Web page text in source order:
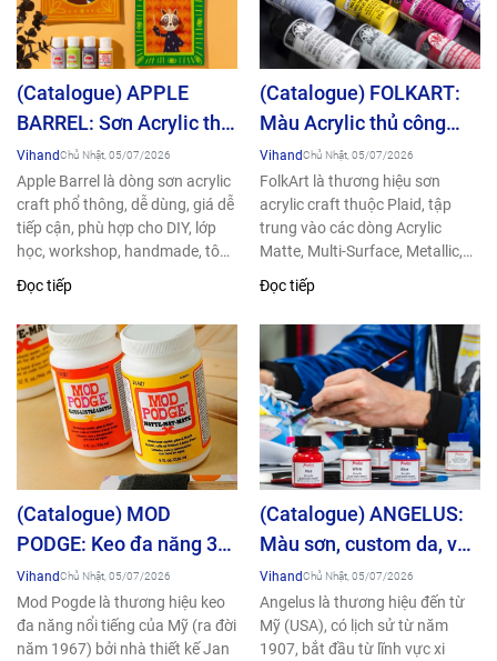
(Catalogue) APPLE
BARREL: Sơn Acrylic thủ
công phổ đến từ Mỹ
(USA)
VihandChủ Nhật, 05/07/2026
Apple Barrel là dòng sơn acrylic
craft phổ thông, dễ dùng, giá dễ
tiếp cận, phù hợp cho DIY, lớp
học, workshop, handmade, tô
tượng, vẽ...
Đọc tiếp
(Catalogue) FOLKART:
Màu Acrylic thủ công
cao cấp đến từ Mỹ (USA)
VihandChủ Nhật, 05/07/2026
FolkArt là thương hiệu sơn
acrylic craft thuộc Plaid, tập
trung vào các dòng Acrylic
Matte, Multi-Surface, Metallic,
Glitter, Specialty, Glass, Neon &
Glow, Home Decor...
Đọc tiếp
(Catalogue) MOD
PODGE: Keo đa năng 3
trong 1 hàng đầu Thế
giới
VihandChủ Nhật, 05/07/2026
Mod Pogde là thương hiệu keo
đa năng nổi tiếng của Mỹ (ra đời
năm 1967) bởi nhà thiết kế Jan
(Catalogue) ANGELUS:
Màu sơn, custom da, vải
đến từ Mỹ (USA)
VihandChủ Nhật, 05/07/2026
Angelus là thương hiệu đến từ
Mỹ (USA), có lịch sử từ năm
1907, bắt đầu từ lĩnh vực xi